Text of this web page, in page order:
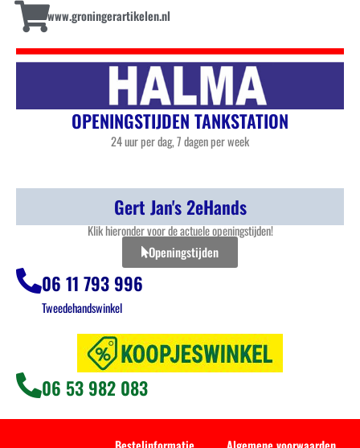
www.groningerartikelen.nl
OPENINGSTIJDEN TANKSTATION
24 uur per dag, 7 dagen per week
Gert Jan's 2eHands
Klik hieronder voor de actuele openingstijden!
Openingstijden
06 11 793 996
Tweedehandswinkel
06 53 982 083